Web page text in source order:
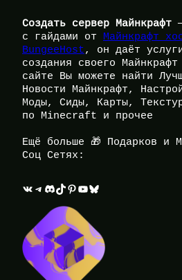
Создать сервер Майнкрафт
с гайдами от
Майнкрафт
BungeeHost, он даёт
создания своего
сайте Вы можете найти
Новости Майнкрафт,
Моды, Сиды, Карты,
по Minecraft и прочее
Ещё больше 🎁 Подарков и
Соц Сетях:
ВКонтакте Telegram Discord TikTok Pinterest YouTube Bluesky